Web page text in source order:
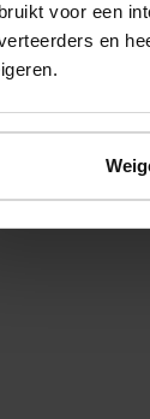
voor een
en
Stichting Forten